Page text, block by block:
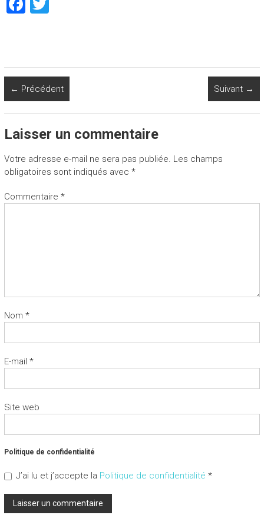
o
ok
← Précédent Suivant →
Laisser un commentaire
Votre adresse e-mail ne sera pas publiée. Les champs
obligatoires sont indiqués avec *
Commentaire *
Nom *
E-mail *
Site web
Politique de confidentialité
J’ai lu et j’accepte la Politique de confidentialité *